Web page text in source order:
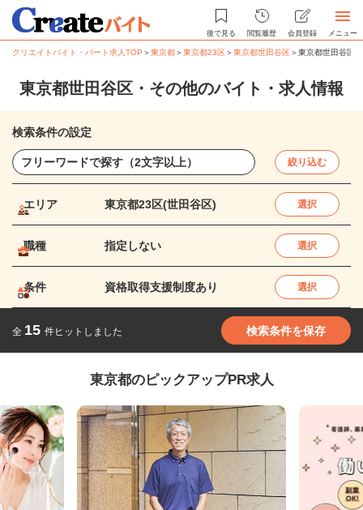
後で見る 閲覧履歴 会員登録 メニュー
クリエイトバイト・パート求人TOP ＞東京都＞東京都23区＞東京都世田谷区＞東京都世田谷区
東京都世田谷区・その他のバイト・求人情報
検索条件の設定
絞り込む
エリア 東京都23区(世田谷区) 選択
職種 指定しない 選択
条件 資格取得支援制度あり 選択
全 15 件ヒットしました 検索条件を保存
東京都のピックアップPR求人